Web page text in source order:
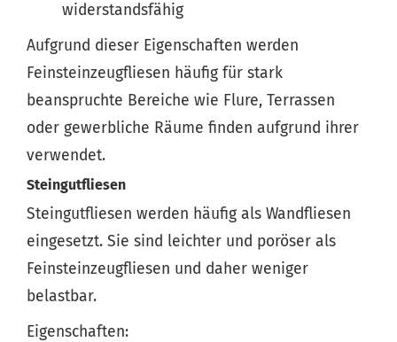
widerstandsfähig
Aufgrund dieser Eigenschaften werden
Feinsteinzeugfliesen häufig für stark
beanspruchte Bereiche wie Flure, Terrassen
oder gewerbliche Räume finden aufgrund ihrer
verwendet.
Steingutfliesen
Steingutfliesen werden häufig als Wandfliesen
eingesetzt. Sie sind leichter und poröser als
Feinsteinzeugfliesen und daher weniger
belastbar.
Eigenschaften: